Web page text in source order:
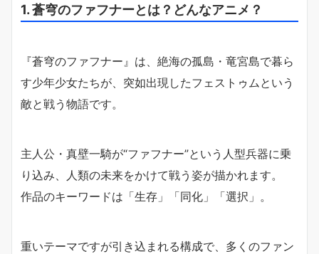
1. 蒼穹のファフナーとは？どんなアニメ？
『蒼穹のファフナー』は、絶海の孤島・竜宮島で暮ら
す少年少女たちが、突如出現したフェストゥムという
敵と戦う物語です。
主人公・真壁一騎が“ファフナー”という人型兵器に乗
り込み、人類の未来をかけて戦う姿が描かれます。
作品のキーワードは「生存」「同化」「選択」。
重いテーマですが引き込まれる構成で、多くのファン